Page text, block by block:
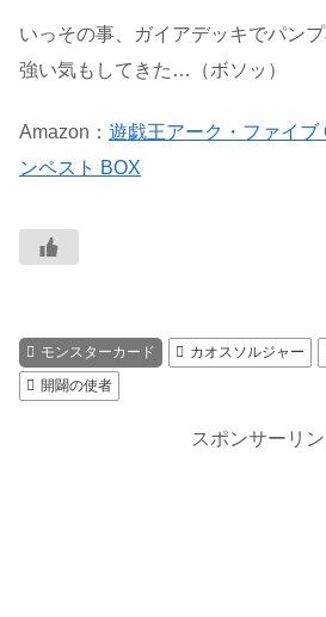
いっその事、ガイアデッキでパン
強い気もしてきた…（ボソッ）
Amazon： 遊戯王アーク・ファイブ
ンペスト BOX
モンスターカード カオスソルジャー
開闢の使者
スポンサーリン